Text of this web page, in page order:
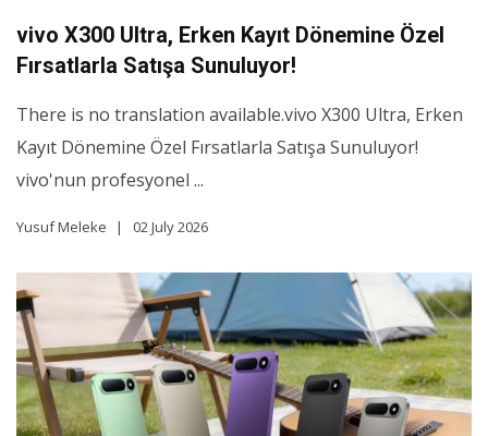
vivo X300 Ultra, Erken Kayıt Dönemine Özel
Fırsatlarla Satışa Sunuluyor!
There is no translation available.vivo X300 Ultra, Erken
Kayıt Dönemine Özel Fırsatlarla Satışa Sunuluyor!
vivo'nun profesyonel ...
Yusuf Meleke 02 July 2026